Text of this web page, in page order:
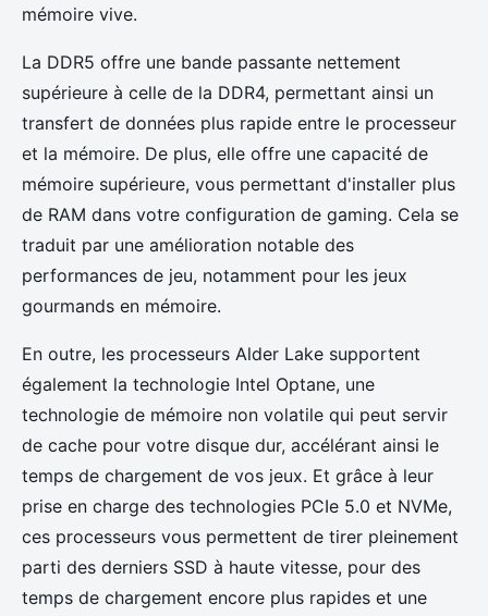
mémoire vive.
La DDR5 offre une bande passante nettement
supérieure à celle de la DDR4, permettant ainsi un
transfert de données plus rapide entre le processeur
et la mémoire. De plus, elle offre une capacité de
mémoire supérieure, vous permettant d'installer plus
de RAM dans votre configuration de gaming. Cela se
traduit par une amélioration notable des
performances de jeu, notamment pour les jeux
gourmands en mémoire.
En outre, les processeurs Alder Lake supportent
également la technologie Intel Optane, une
technologie de mémoire non volatile qui peut servir
de cache pour votre disque dur, accélérant ainsi le
temps de chargement de vos jeux. Et grâce à leur
prise en charge des technologies PCIe 5.0 et NVMe,
ces processeurs vous permettent de tirer pleinement
parti des derniers SSD à haute vitesse, pour des
temps de chargement encore plus rapides et une